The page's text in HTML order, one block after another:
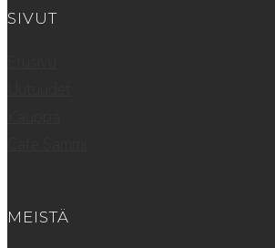
SIVUT
MEISTÄ